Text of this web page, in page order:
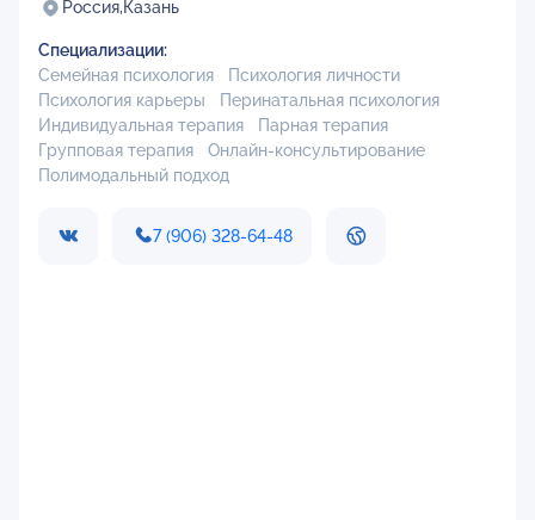
Россия,Казань
Специализации:
Семейная психология
Психология личности
Психология карьеры
Перинатальная психология
Индивидуальная терапия
Парная терапия
Групповая терапия
Онлайн-консультирование
Полимодальный подход
7 (906) 328-64-48